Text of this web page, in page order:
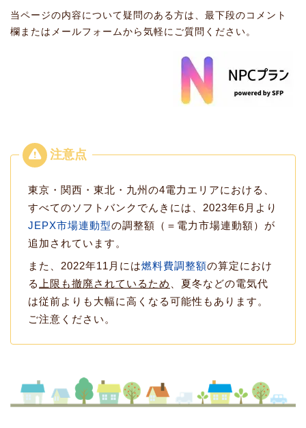
当ページの内容について疑問のある方は、最下段のコメント
欄またはメールフォームから気軽にご質問ください。
東京・関西・東北・九州の4電力エリアにおける、
すべてのソフトバンクでんきには、2023年6月より
JEPX市場連動型の調整額（＝電力市場連動額）が
追加されています。
また、2022年11月には燃料費調整額の算定におけ
る 上限も撤廃されているため
、夏冬などの電気代
は従前よりも大幅に高くなる可能性もあります。
ご注意ください。